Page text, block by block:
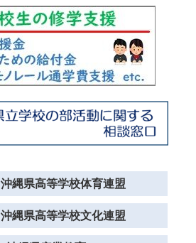
沖縄県高等学校体育連盟
沖縄県高等学校文化連盟